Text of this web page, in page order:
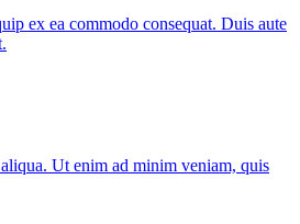
ex ea commodo consequat. Duis aute
Ut enim ad minim veniam, quis